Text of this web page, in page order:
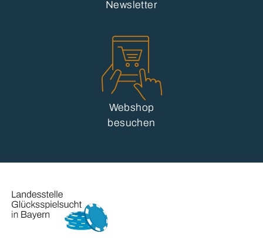
Newsletter
Webshop
besuchen